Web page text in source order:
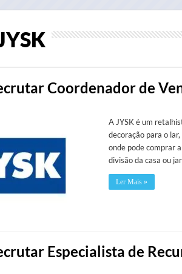
Coordenador de
A JYSK é um
decoração para o
onde pode comprar
divisão da casa ou
Ler Mais »
Especialista de